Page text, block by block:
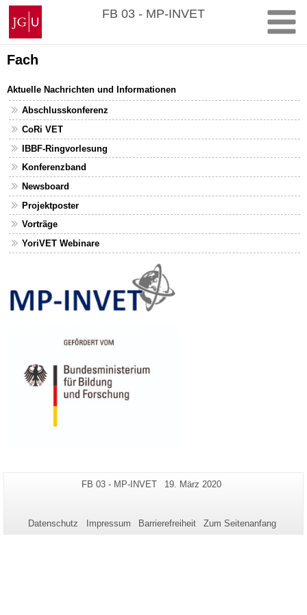
Zum
Inhalt
springen
Johannes
Gutenberg-
Universität
Mainz
FB 03 - MP-INVET
Fach
Aktuelle Nachrichten und Informationen
Abschlusskonferenz
CoRi VET
IBBF-Ringvorlesung
Konferenzband
Newsboard
Projektposter
Vorträge
YoriVET Webinare
Zusätzliche
dieser
Seiten-
FB 03 - MP-INVET
Letzte
19. März 2020
Datenschutz Impressum Barrierefreiheit Zum Seitenanfang